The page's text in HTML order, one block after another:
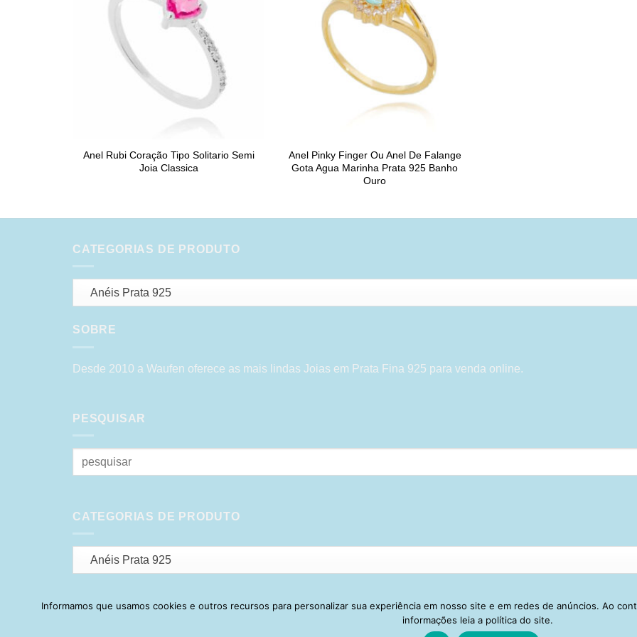
Anel Rubi Coração Tipo Solitario Semi
Joia Classica
Anel Pinky Finger Ou Anel De Falange
Gota Agua Marinha Prata 925 Banho
Ouro
CATEGORIAS DE PRODUTO
Anéis Prata 925
SOBRE
Desde 2010 a Waufen oferece as mais lindas Joias em Prata Fina 925 para venda online.
PESQUISAR
Pesquisar
por:
CATEGORIAS DE PRODUTO
Anéis Prata 925
Visa PayPal Stripe MasterCardCash
Informamos que usamos cookies e outros recursos para personalizar sua experiência em nosso site e em redes de anúncios. Ao
informações leia a política do site.